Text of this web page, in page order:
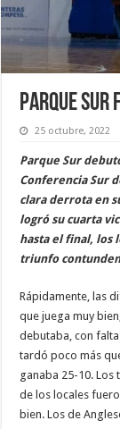
Parque Sur
25 octubre, 2022
Parque Sur
Conferencia Sur
clara derrota en
logró su cuarta
hasta el final, los
triunfo
Rápidamente, las
que juega muy
debutaba, con
tardó poco más
ganaba 25-10. Los
de los locales
bien. Los de